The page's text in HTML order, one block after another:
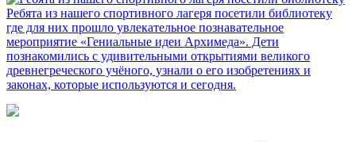
Ребята из нашего спортивного лагеря посетили библиотеку
где для них прошло увлекательное познавательное
мероприятие «Гениальные идеи Архимеда». Дети
познакомились с удивительными открытиями великого
древнегреческого учёного, узнали о его изобретениях и
законах, которые используются и сегодня.